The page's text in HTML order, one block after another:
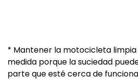
* Mantener la motocicleta limpia
medida porque la suciedad
parte que esté cerca de